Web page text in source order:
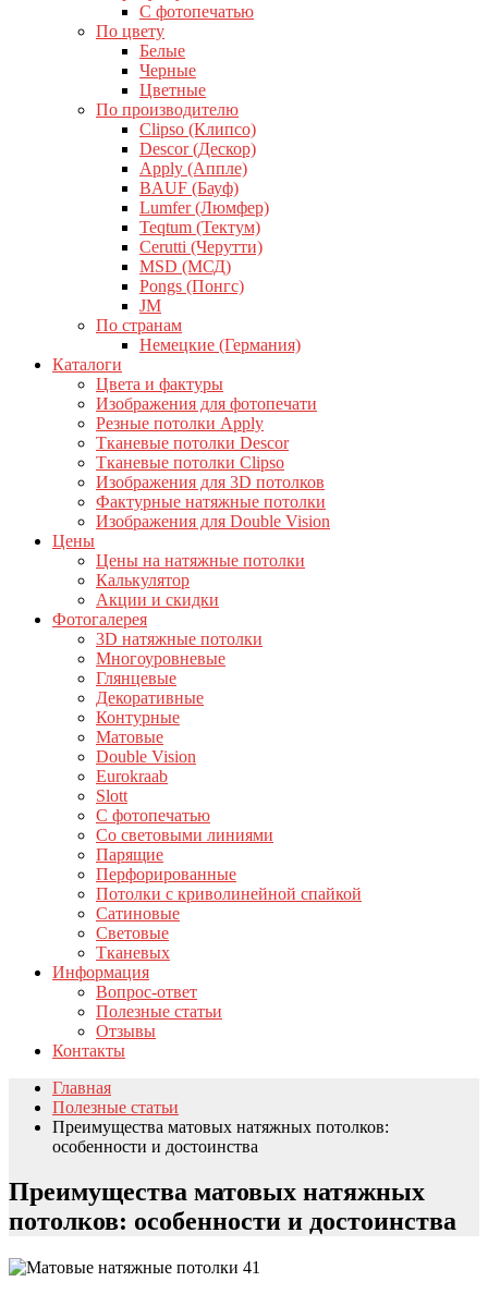
С фотопечатью
По цвету
Белые
Черные
Цветные
По производителю
Clipso (Клипсо)
Descor (Дескор)
Apply (Аппле)
BAUF (Бауф)
Lumfer (Люмфер)
Teqtum (Тектум)
Cerutti (Черутти)
MSD (МСД)
Pongs (Понгс)
JM
По странам
Немецкие (Германия)
Каталоги
Цвета и фактуры
Изображения для фотопечати
Резные потолки Apply
Тканевые потолки Descor
Тканевые потолки Clipso
Изображения для 3D потолков
Фактурные натяжные потолки
Изображения для Double Vision
Цены
Цены на натяжные потолки
Калькулятор
Акции и скидки
Фотогалерея
3D натяжные потолки
Многоуровневые
Глянцевые
Декоративные
Контурные
Матовые
Double Vision
Eurokraab
Slott
С фотопечатью
Со световыми линиями
Парящие
Перфорированные
Потолки с криволинейной спайкой
Сатиновые
Световые
Тканевых
Информация
Вопрос-ответ
Полезные статьи
Отзывы
Контакты
Главная
Полезные статьи
Преимущества матовых натяжных потолков:
особенности и достоинства
Преимущества матовых натяжных
потолков: особенности и достоинства